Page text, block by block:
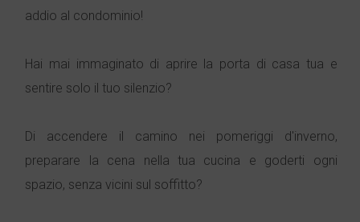
addio al condominio!
Hai mai immaginato di aprire la porta di casa tua e
sentire solo il tuo silenzio?
Di accendere il camino nei pomeriggi d'inverno,
preparare la cena nella tua cucina e goderti ogni
spazio, senza vicini sul soffitto?